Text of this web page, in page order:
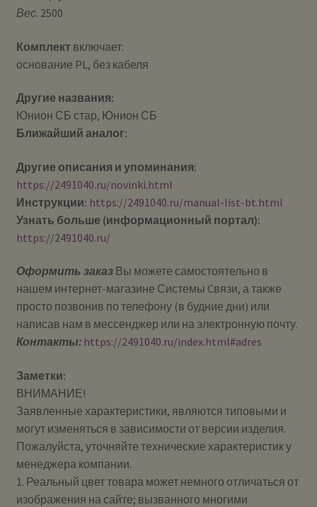
Вес. 2500
Комплектвключает:
основание PL, без кабеля
Другие названия:
Юнион СБ стар, Юнион СБ
Ближайший аналог:
Другие описания и упоминания:
https://2491040.ru/novinki.html
Инструкции: https://2491040.ru/manual-list-bt.html
Узнать больше (информационный портал):
https://2491040.ru/
Оформить заказВы можете самостоятельно в
нашем интернет-магазине Системы Cвязи, а также
просто позвонив по телефону (в будние дни) или
написав нам в мессенджер или на электронную почту.
Контакты: https://2491040.ru/index.html#adres
Заметки:
ВНИМАНИЕ!
Заявленные характеристики, являются типовыми и
могут изменяться в зависимости от версии изделия.
Пожалуйста, уточняйте технические характеристик у
менеджера компании.
1. Реальный цвет товара может немного отличаться от
изображения на сайте; вызванного многими